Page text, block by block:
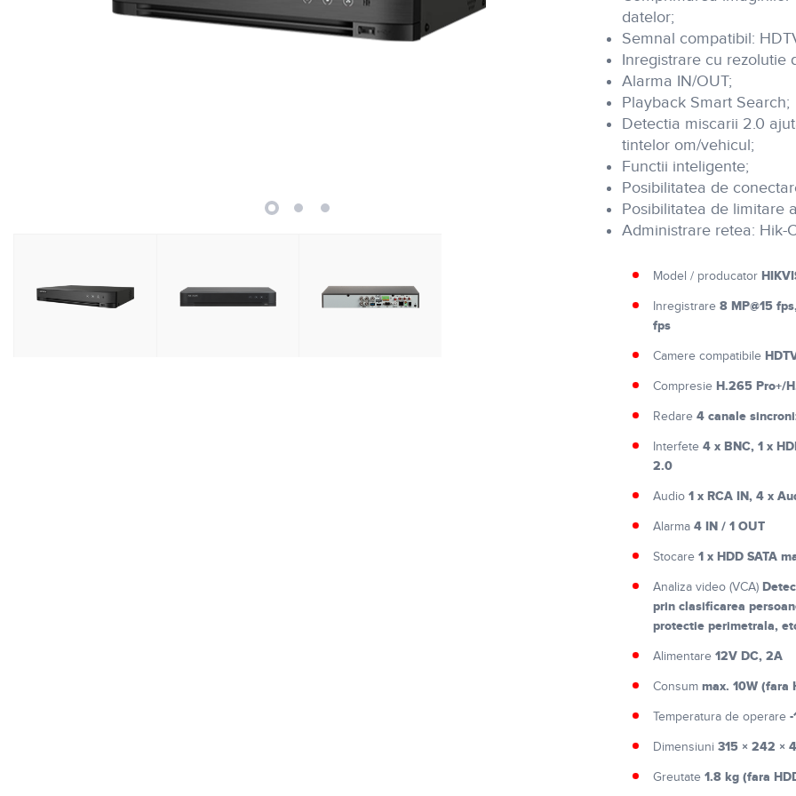
Retelistica
datelor;
Semnal compatibil:
Inregistrare cu rezolutie
Alarma IN/OUT;
Playback Smart Search;
Detectia miscarii 2.0
tintelor om/vehicul;
Functii inteligente;
Posibilitatea de
Posibilitatea de limitare
Administrare retea: Hik-
Model / producator
Inregistrare 8 MP@15
fps
Camere compatibile
Compresie H.265 Pro+/
Redare 4 canale
Interfete 4 x BNC, 1 x
2.0
Audio 1 x RCA IN, 4 x
Alarma 4 IN / 1 OUT
Stocare 1 x HDD SATA
Analiza video (VCA)
prin clasificarea
protectie perimetrala,
Alimentare 12V DC, 2A
Consum max. 10W (fara
Temperatura de operare -
Dimensiuni 315 × 242 ×
Greutate 1.8 kg (fara